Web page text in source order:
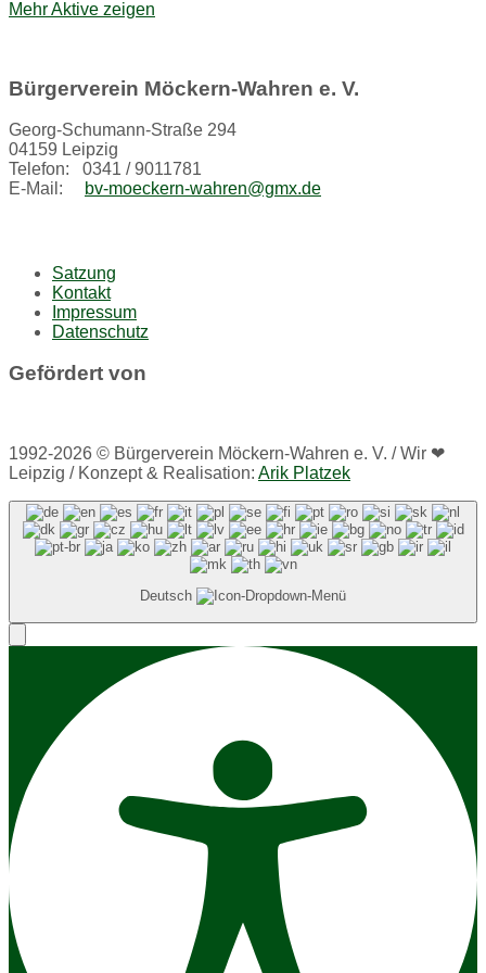
Mehr Aktive zeigen
Bürgerverein Möckern-Wahren e. V.
Georg-Schumann-Straße 294
04159 Leipzig
Telefon: 0341 / 9011781
E-Mail:
bv-moeckern-wahren@gmx.de
Satzung
Kontakt
Impressum
Datenschutz
Gefördert von
1992-2026 © Bürgerverein Möckern-Wahren e. V. / Wir ❤
Leipzig / Konzept & Realisation: Arik Platzek
Deutsch